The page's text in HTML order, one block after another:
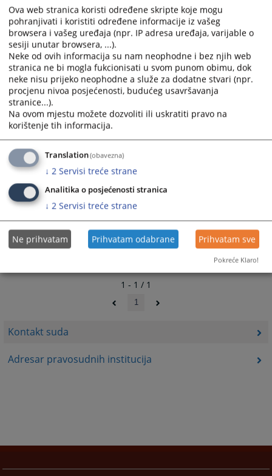
Kontakt suda
Adresar pravosudnih institucija
Odjeljenje u Rogatici
Srpske Sloge bb
73220 Rogatica
Telefonom na broj
058/415-043
Faxom na broj
058/415-043
1 - 1 / 1
1
Ova web stranica koristi određene skripte koje mogu
pohranjivati i koristiti određene informacije iz vašeg
browsera i vašeg uređaja (npr. IP adresa uređaja, varijable o
sesiji unutar browsera, ...).
Neke od ovih informacija su nam neophodne i bez njih web
stranica ne bi mogla fukcionisati u svom punom obimu, dok
neke nisu prijeko neophodne a služe za dodatne stvari (npr.
procjenu nivoa posjećenosti, budućeg usavršavanja
stranice...).
Na ovom mjestu možete dozvoliti ili uskratiti pravo na
korištenje tih informacija.
Translation(obavezna)
↓ 2 Servisi treće strane
Analitika o posjećenosti stranica
↓ 2 Servisi treće strane
Ne prihvatam Prihvatam odabrane Prihvatam sve
Pokreće Klaro!